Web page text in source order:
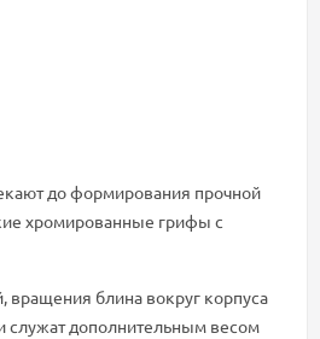
до формирования прочной
хромированные грифы с
вращения блина вокруг корпуса
служат дополнительным весом